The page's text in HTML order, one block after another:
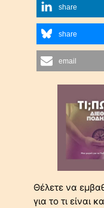
share
share
email
Θέλετε να
για το τι είναι